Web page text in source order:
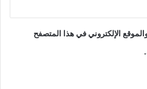
الإلكتروني في هذا المتصفح